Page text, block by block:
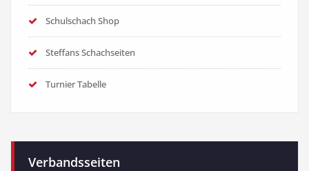
Schulschach Shop
Steffans Schachseiten
Turnier Tabelle
Verbandsseiten